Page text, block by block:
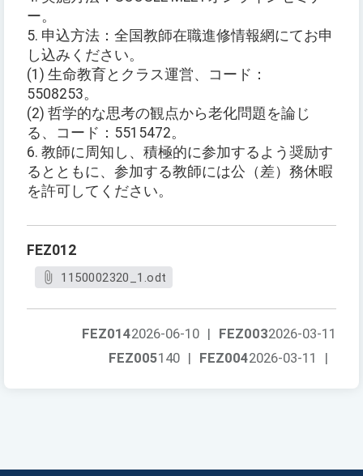
ー。
5. 申込方法：全国教師在職進修情報網にてお申
し込みください。
(1) 生命教育とクラス運営、コード：
5508253。
(2) 哲学的な思考の観点から老化問題を論じ
る、コード：5515472。
6. 教師に周知し、積極的に参加するよう奨励す
るとともに、参加する教師には公（差）務休暇
を許可してください。
FEZ012
1150002320_1.odt
FEZ0032026-03-11
FEZ0142026-06-10 |
FEZ0042026-03-11 |
FEZ005140 |